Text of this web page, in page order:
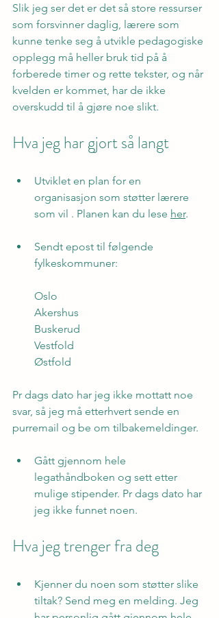
Slik jeg ser det er det så store ressurser
som forsvinner daglig, lærere som
kunne tenke seg å utvikle pedagogiske
opplegg må heller bruk tid på å
forberede timer og rette tekster, og når
kvelden er kommet, har de ikke
overskudd til å gjøre noe slikt.
Hva jeg har gjort så langt
Utviklet en plan for en
organisasjon som støtter lærere
som vil . Planen kan du lese her.
Sendt epost til følgende
fylkeskommuner:
Oslo
Akershus
Buskerud
Vestfold
Østfold
Pr dags dato har jeg ikke mottatt noe
svar, så jeg må etterhvert sende en
purremail og be om tilbakemeldinger.
Gått gjennom hele
legathåndboken og sett etter
mulige stipender. Pr dags dato har
jeg ikke funnet noen.
Hva jeg trenger fra deg
Kjenner du noen som støtter slike
tiltak? Send meg en melding. Jeg